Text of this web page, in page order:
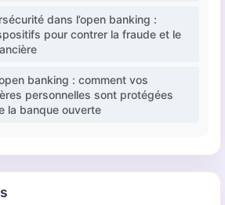
dans l’open banking :
pour contrer la fraude et le
banking : comment vos
personnelles sont protégées
la banque ouverte